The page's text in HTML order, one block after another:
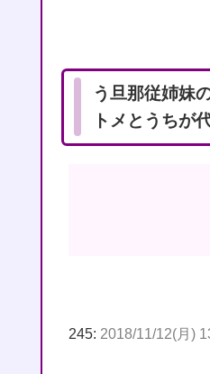
う旦那従姉妹
トメとうちが
245: 2018/11/12(月)